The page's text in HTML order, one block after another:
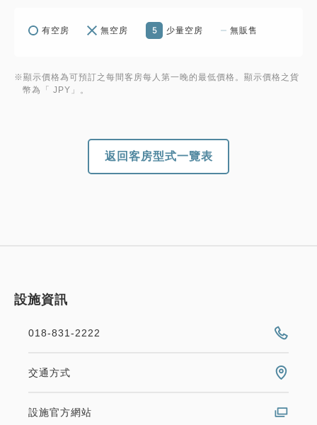
有空房 無空房 5 少量空房 無販售
※顯示價格為可預訂之每間客房每人第一晚的最低價格。顯示價格之貨
幣為「 JPY」。
返回客房型式一覽表
設施資訊
018-831-2222
交通方式
設施官方網站